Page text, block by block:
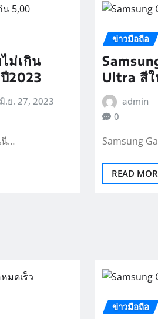
ม่เกิน
2023
มิ.ย. 27, 2023
…
ข่าวมือถือ
Ultra สี
admin
0
Samsung
READ
ข่าวมือถือ